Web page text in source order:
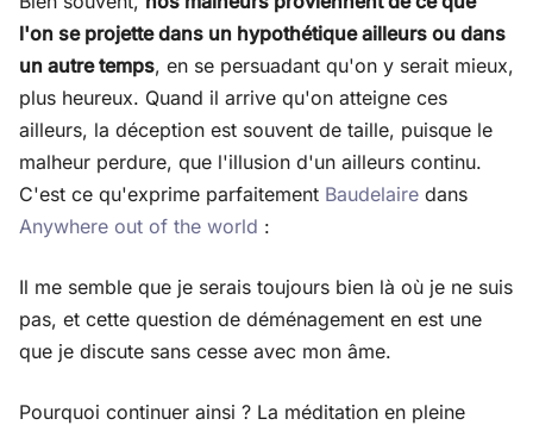
l'on se projette dans un hypothétique ailleurs ou dans
un autre temps, en se persuadant qu'on y serait mieux,
plus heureux. Quand il arrive qu'on atteigne ces
ailleurs, la déception est souvent de taille, puisque le
malheur perdure, que l'illusion d'un ailleurs continu.
C'est ce qu'exprime parfaitement Baudelaire dans
Anywhere out of the world :
Il me semble que je serais toujours bien là où je ne suis
pas, et cette question de déménagement en est une
que je discute sans cesse avec mon âme.
Pourquoi continuer ainsi ? La méditation en pleine